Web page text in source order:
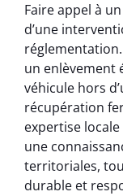
Faire appel à
d’une
un enlèvement
véhicule hors
récupération
expertise
une
territoriales,
durable et